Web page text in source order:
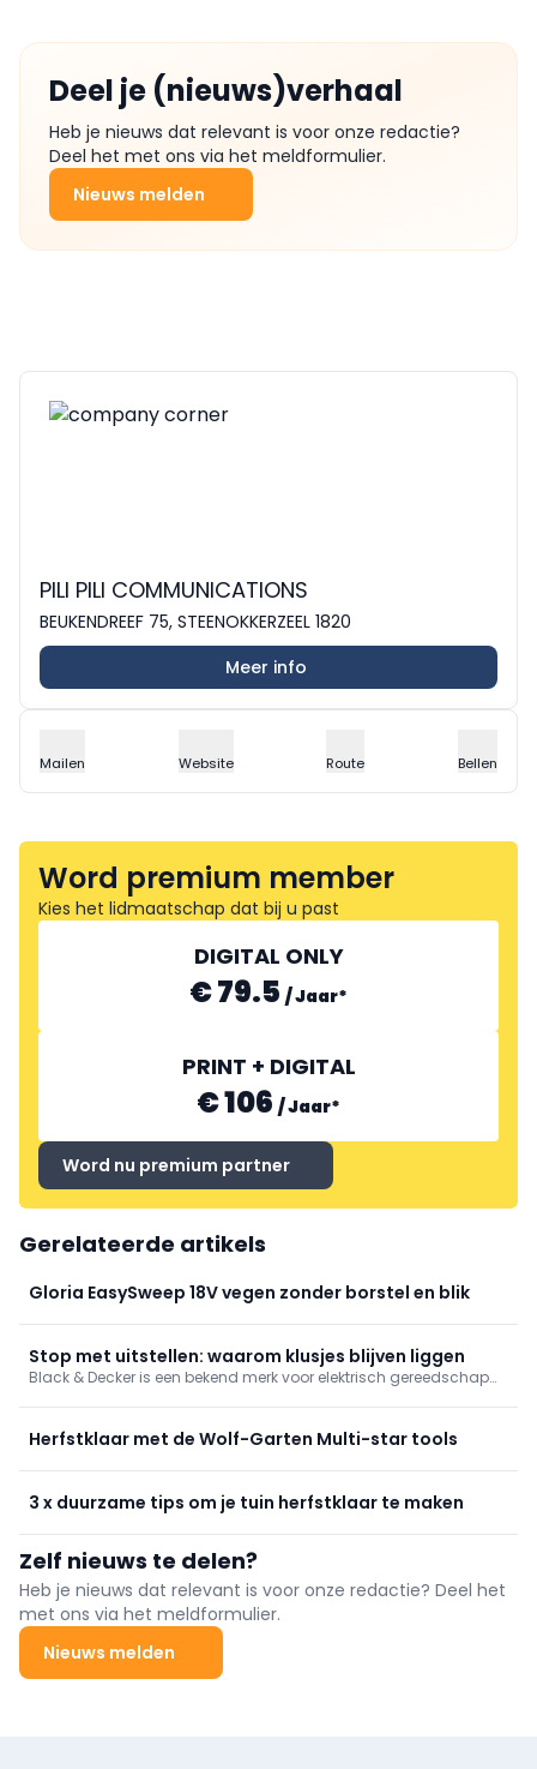
Deel je (nieuws)verhaal
Heb je nieuws dat relevant is voor onze redactie?
Deel het met ons via het meldformulier.
Nieuws melden
PILI PILI COMMUNICATIONS
BEUKENDREEF 75, STEENOKKERZEEL 1820
Meer info
Mailen Website Route Bellen
Word premium member
Kies het lidmaatschap dat bij u past
DIGITAL ONLY
€ 79.5 /Jaar*
PRINT + DIGITAL
€ 106 /Jaar*
Word nu premium partner
Gerelateerde artikels
Gloria EasySweep 18V vegen zonder borstel en blik
Stop met uitstellen: waarom klusjes blijven liggen
Black & Decker is een bekend merk voor elektrisch gereedschap
producten voor zowel professioneel gebruik als voor thuisgebruik.
keukenapparatuur, Black & Decker biedt kwaliteit en
betrouwbaarheid. Op de website vind je ook handige tips en
handleidingen om het maximale uit je apparaten te halen. Met
Black & Decker haal je het beste in huis voor al jouw klus- en
schoonmaakwerkzaamheden.
Herfstklaar met de Wolf-Garten Multi-star tools
3 x duurzame tips om je tuin herfstklaar te maken
Zelf nieuws te delen?
Heb je nieuws dat relevant is voor onze redactie? Deel het
met ons via het meldformulier.
Nieuws melden